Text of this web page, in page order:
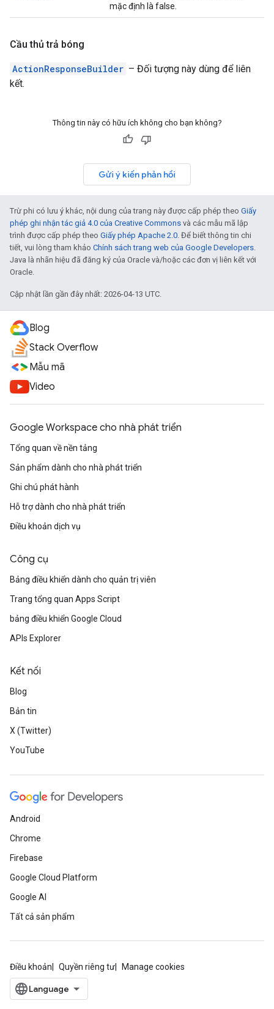
mặc định là false.
Cầu thủ trả bóng
ActionResponseBuilder – Đối tượng này dùng để liên
kết.
Thông tin này có hữu ích không cho bạn không?
Gửi ý kiến phản hồi
Trừ phi có lưu ý khác, nội dung của trang này được cấp phép theo Giấy
phép ghi nhận tác giả 4.0 của Creative Commons và các mẫu mã lập
trình được cấp phép theo Giấy phép Apache 2.0. Để biết thông tin chi
tiết, vui lòng tham khảo Chính sách trang web của Google Developers.
Java là nhãn hiệu đã đăng ký của Oracle và/hoặc các đơn vị liên kết với
Oracle.
Cập nhật lần gần đây nhất: 2026-04-13 UTC.
Blog
Stack Overflow
Mẫu mã
Video
Google Workspace cho nhà phát triển
Tổng quan về nền tảng
Sản phẩm dành cho nhà phát triển
Ghi chú phát hành
Hỗ trợ dành cho nhà phát triển
Điều khoản dịch vụ
Công cụ
Bảng điều khiển dành cho quản trị viên
Trang tổng quan Apps Script
bảng điều khiển Google Cloud
APIs Explorer
Kết nối
Blog
Bản tin
X (Twitter)
YouTube
Android
Chrome
Firebase
Google Cloud Platform
Google AI
Tất cả sản phẩm
Điều khoản Quyền riêng tư Manage cookies